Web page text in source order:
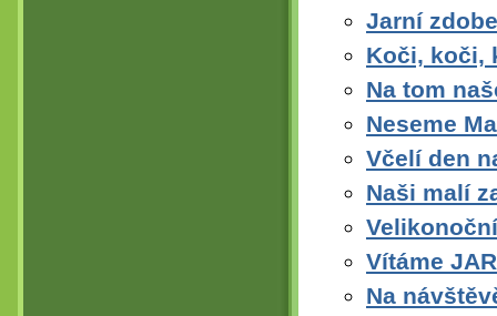
Jarní
Koči, koči,
Na tom
Neseme
Včelí den
Naši malí
Vítáme
Na